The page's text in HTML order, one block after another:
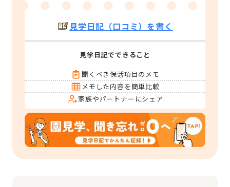
見学日記（口コミ）を書く
見学日記でできること
聞くべき保活項目のメモ
メモした内容を簡単比較
家族やパートナーにシェア